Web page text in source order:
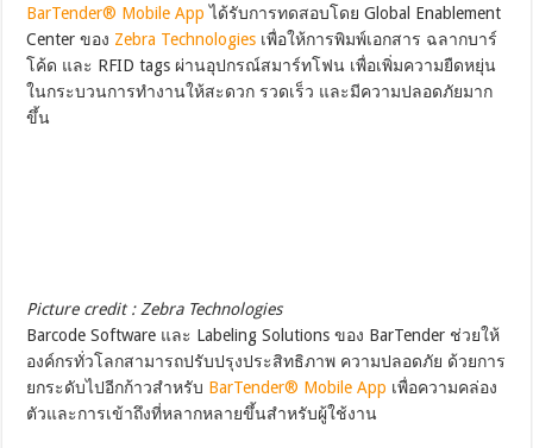
BarTender® Mobile App ได้รับการทดสอบโดย Global Enablement
Center ของ Zebra Technologies เพื่อให้การพิมพ์เอกสาร ฉลากบาร์
โค้ด และ RFID tags ผ่านอุปกรณ์สมาร์ทโฟน เพื่อเพิ่มความยืดหยุ่น
ในกระบวนการทำงานให้สะดวก รวดเร็ว และมีความปลอดภัยมาก
ขึ้น
Picture credit : Zebra Technologies
Barcode Software และ Labeling Solutions ของ BarTender ช่วยให้
องค์กรทั่วโลกสามารถปรับปรุงประสิทธิภาพ ความปลอดภัย ด้วยการ
ยกระดับไปอีกก้าวสำหรับ BarTender® Mobile App เพื่อความคล่อง
ตัวและการเข้าถึงที่หลากหลายขึ้นสำหรับผู้ใช้งาน